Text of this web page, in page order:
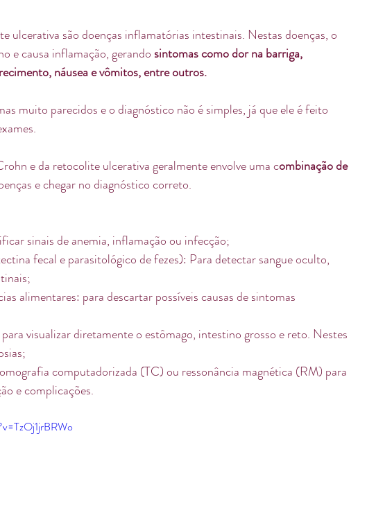
ulcerativa são doenças inflamatórias intestinais. Nestas doenças, o
e causa inflamação, gerando sintomas como dor na barriga,
náusea e vômitos, entre outros.
muito parecidos e o diagnóstico não é simples, já que ele é feito
e da retocolite ulcerativa geralmente envolve uma combinação de
e chegar no diagnóstico correto.
sinais de anemia, inflamação ou infecção;
fecal e parasitológico de fezes): Para detectar sangue oculto,
alimentares: para descartar possíveis causas de sintomas
visualizar diretamente o estômago, intestino grosso e reto. Nestes
computadorizada (TC) ou ressonância magnética (RM) para
e complicações.